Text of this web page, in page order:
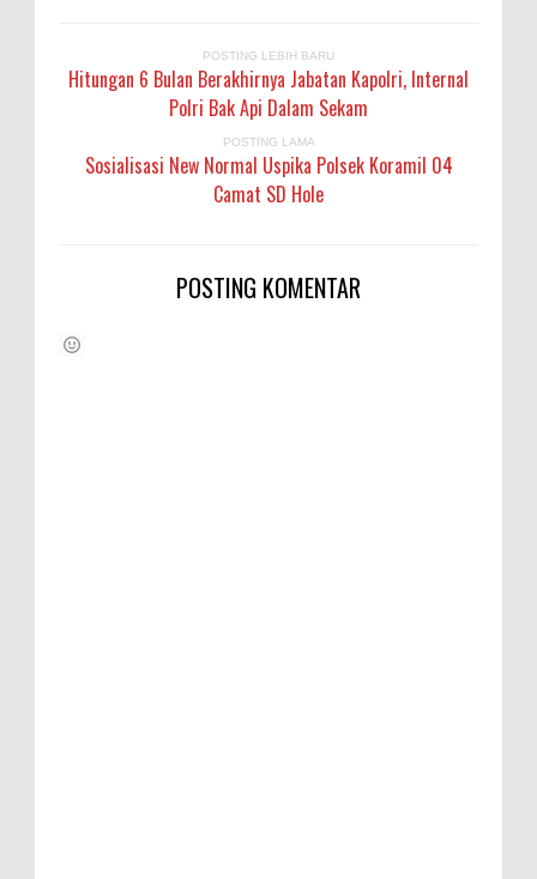
POSTING LEBIH BARU
Hitungan 6 Bulan Berakhirnya Jabatan Kapolri, Internal
Polri Bak Api Dalam Sekam
POSTING LAMA
Sosialisasi New Normal Uspika Polsek Koramil 04
Camat SD Hole
POSTING KOMENTAR